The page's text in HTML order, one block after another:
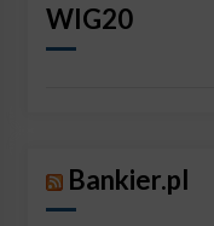
WIG20
Bankier.pl